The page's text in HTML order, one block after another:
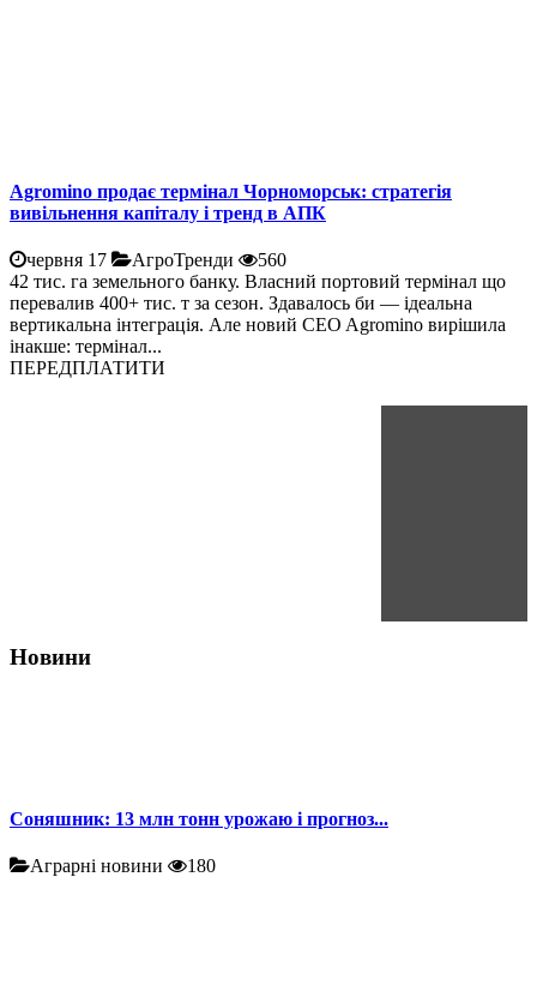
Agromino продає термінал Чорноморськ: стратегія
вивільнення капіталу і тренд в АПК
червня 17 АгроТренди
560
42 тис. га земельного банку. Власний портовий термінал що
перевалив 400+ тис. т за сезон. Здавалось би — ідеальна
вертикальна інтеграція. Але новий CEO Agromino вирішила
інакше: термінал...
ПЕРЕДПЛАТИТИ
Новини
Соняшник: 13 млн тонн урожаю і прогноз...
Аграрні новини 180